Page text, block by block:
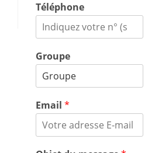
Téléphone
Groupe
Email *